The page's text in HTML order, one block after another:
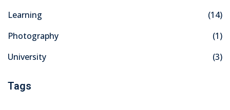
Learning
(14)
Photography
(1)
University
(3)
Tags